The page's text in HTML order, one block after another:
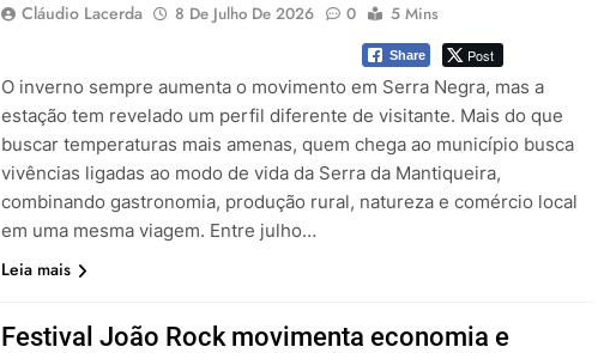
Cláudio Lacerda 8 De Julho De 2026 0 5 Mins
Share Post
O inverno sempre aumenta o movimento em Serra Negra, mas a
estação tem revelado um perfil diferente de visitante. Mais do que
buscar temperaturas mais amenas, quem chega ao município busca
vivências ligadas ao modo de vida da Serra da Mantiqueira,
combinando gastronomia, produção rural, natureza e comércio local
em uma mesma viagem. Entre julho…
Leia mais
Festival João Rock movimenta economia e